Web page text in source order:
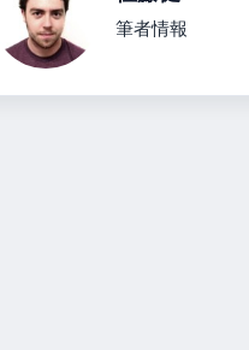
筆者情報